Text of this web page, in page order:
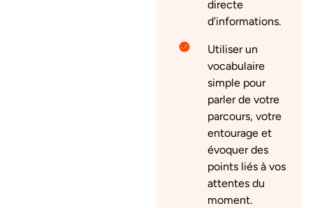
directe
d'informations.
Utiliser un
vocabulaire
simple pour
parler de votre
parcours, votre
entourage et
évoquer des
points liés à vos
attentes du
moment.